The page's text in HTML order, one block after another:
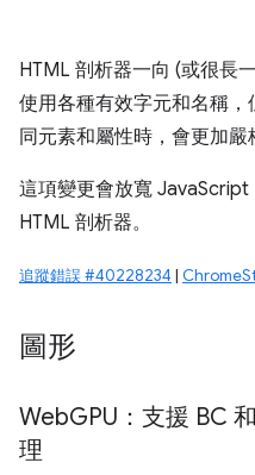
HTML 剖析器一向 (或很長
使用各種有效字元和名稱
同元素和屬性時，會更加嚴
這項變更會放寬
HTML 剖析器。
追蹤錯誤 #40228234 |
圖形
WebGPU：支援 BC
理